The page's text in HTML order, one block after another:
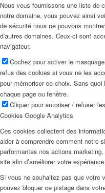
Nous vous fournissons une liste de
notre domaine, vous pouvez ainsi
de sécurité nous ne pouvons
d’autres domaines. Ceux-ci sont
navigateur.
Cochez pour activer le
refus des cookies si vous ne les
pour mémoriser ce choix. Sans
chaque page ou fenêtre.
Cliquer pour autoriser / refuser
Cookies Google Analytics
Ces cookies collectent des
aider à comprendre comment notre
performantes nos actions
site afin d’améliorer votre
Si vous ne souhaitez pas que votre
pouvez bloquer ce pistage dans